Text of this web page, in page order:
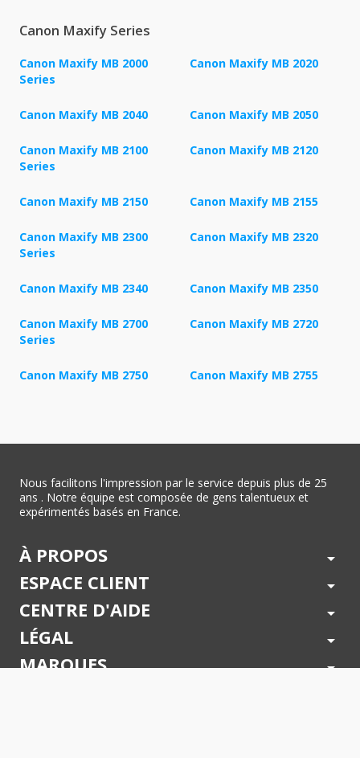
Canon Maxify Series
Canon Maxify MB 2000
Series
Canon Maxify MB 2020
Canon Maxify MB 2040 Canon Maxify MB 2050
Canon Maxify MB 2100
Series
Canon Maxify MB 2120
Canon Maxify MB 2150 Canon Maxify MB 2155
Canon Maxify MB 2300
Series
Canon Maxify MB 2320
Canon Maxify MB 2340 Canon Maxify MB 2350
Canon Maxify MB 2700
Series
Canon Maxify MB 2720
Canon Maxify MB 2750 Canon Maxify MB 2755
Nous facilitons l'impression par le service depuis plus de 25
ans . Notre équipe est composée de gens talentueux et
expérimentés basés en France.
À PROPOS arrow_drop_down
ESPACE CLIENT arrow_drop_down
CENTRE D'AIDE arrow_drop_down
LÉGAL arrow_drop_down
MARQUES arrow_drop_down